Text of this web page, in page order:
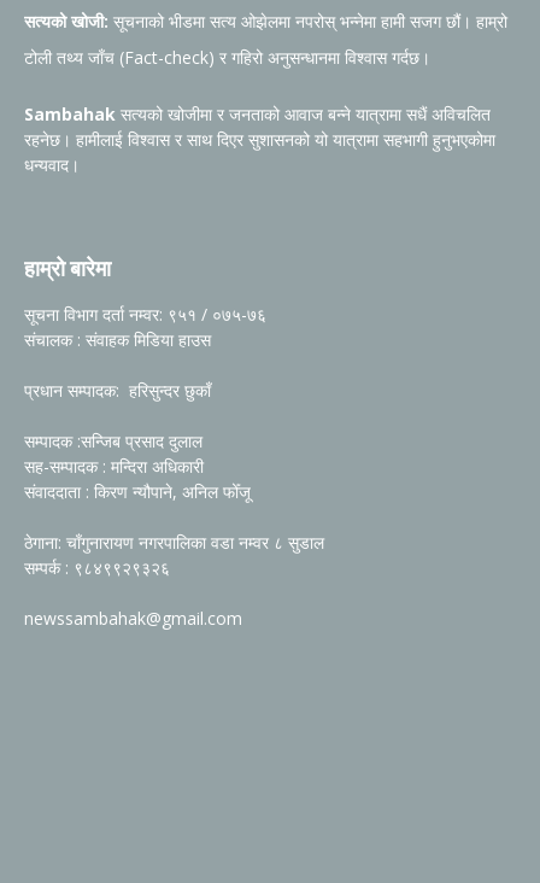
सत्यको खोजी: सूचनाको भीडमा सत्य ओझेलमा नपरोस् भन्नेमा हामी सजग छौं। हाम्रो
टोली तथ्य जाँच (Fact-check) र गहिरो अनुसन्धानमा विश्वास गर्दछ।
Sambahak सत्यको खोजीमा र जनताको आवाज बन्ने यात्रामा सधैं अविचलित
रहनेछ। हामीलाई विश्वास र साथ दिएर सुशासनको यो यात्रामा सहभागी हुनुभएकोमा
धन्यवाद।
हाम्रो बारेमा
सूचना विभाग दर्ता नम्वर: ९५१ / ०७५-७६
संचालक : संवाहक मिडिया हाउस
प्रधान सम्पादक: हरिसुन्दर छुकाँ
सम्पादक :सन्जिब प्रसाद दुलाल
सह-सम्पादक : मन्दिरा अधिकारी
संवाददाता : किरण न्यौपाने, अनिल फोँजू
ठेगाना: चाँगुनारायण नगरपालिका वडा नम्वर ८ सुडाल
सम्पर्क : ९८४९९२९३२६
newssambahak@gmail.com